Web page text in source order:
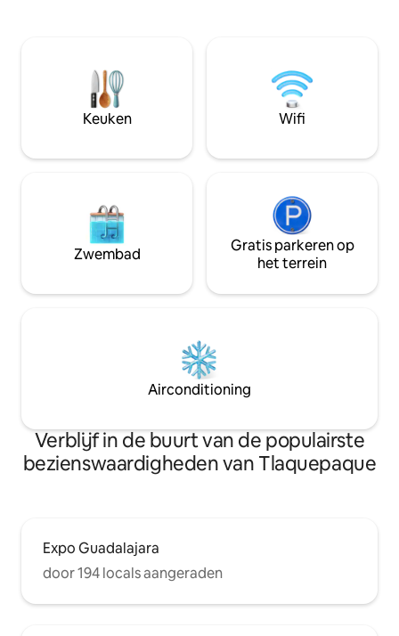
eenpersoonsbedden die kunnen
worden samengevoegd om het
tweepersoons te maken en een derde
kamer op het dak met een bed is een
keuken, koelkast
koud
handdoeken voor
handdoeken
woonkamer.
Keuken Wifi
Zwembad
Gratis parkeren op
het terrein
Airconditioning
Verblijf in de buurt van de populairste
bezienswaardigheden van Tlaquepaque
Expo Guadalajara
door 194 locals aangeraden